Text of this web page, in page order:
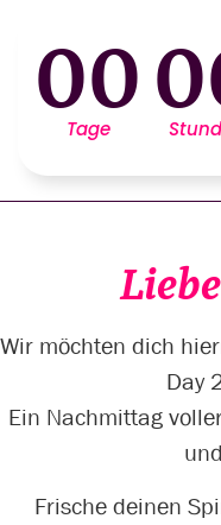
00
Tage
Wir möchten dich
Day
Ein Nachmittag
Frische deinen